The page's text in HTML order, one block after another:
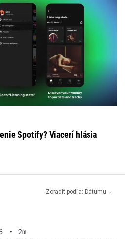
Spotify? Viacerí hlásia
Zoradiť podľa: Dátumu
•
2m